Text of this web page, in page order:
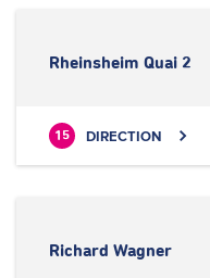
Rheinsheim Quai 2
15 DIRECTION
Richard Wagner